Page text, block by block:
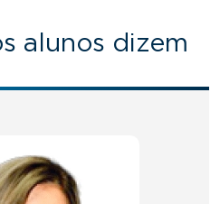
alunos dizem